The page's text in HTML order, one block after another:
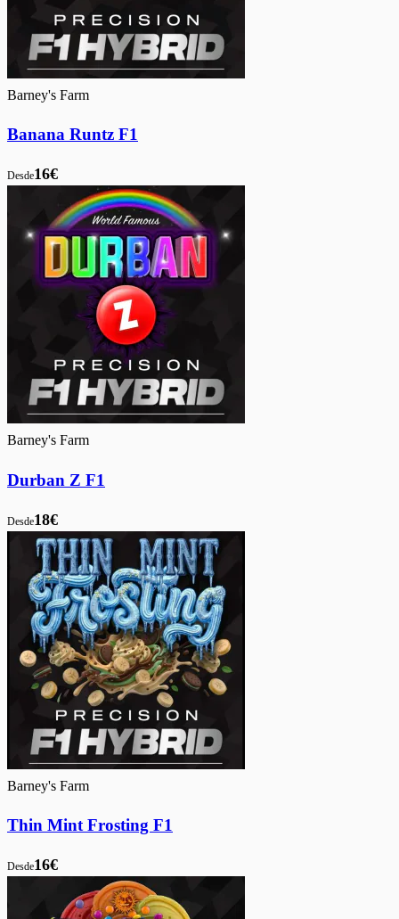
Barney's Farm
Banana Runtz F1
Desde16€
Barney's Farm
Durban Z F1
Desde18€
Barney's Farm
Thin Mint Frosting F1
Desde16€